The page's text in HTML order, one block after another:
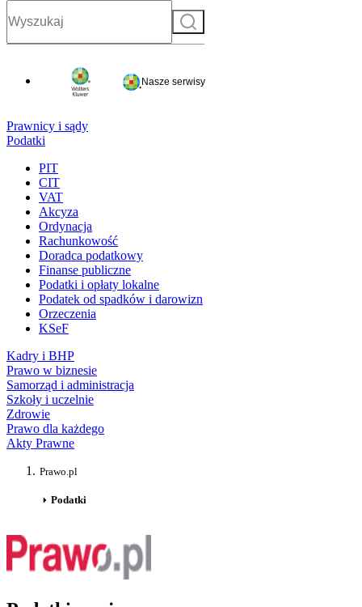
Szukaj
Nasze serwisy
Prawnicy i sądy
Podatki
PIT
CIT
VAT
Akcyza
Ordynacja
Rachunkowość
Doradca podatkowy
Finanse publiczne
Podatki i opłaty lokalne
Podatek od spadków i darowizn
Orzeczenia
KSeF
Kadry i BHP
Prawo w biznesie
Samorząd i administracja
Szkoły i uczelnie
Zdrowie
Prawo dla każdego
Akty Prawne
Prawo.pl
Podatki